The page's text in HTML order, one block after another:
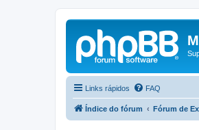
Links rápidos FAQ
Índice do fórum Fórum de